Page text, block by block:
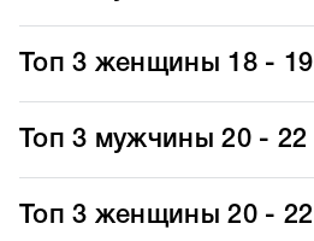
Топ 3 женщины 18 - 19
Топ 3 мужчины 20 - 22
Топ 3 женщины 20 - 22